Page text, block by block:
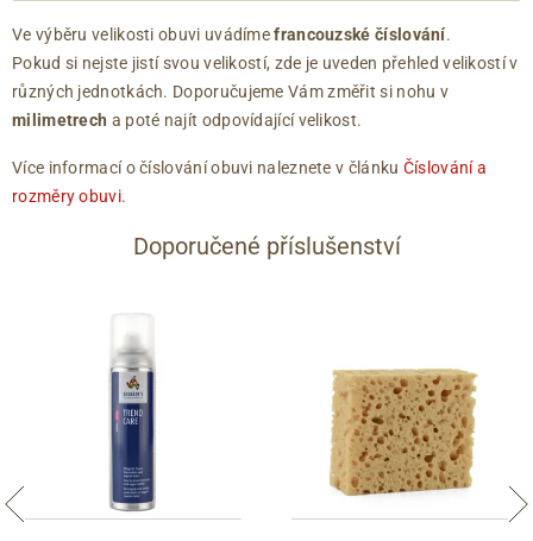
Ve výběru velikosti obuvi uvádímefrancouzské číslování.
Pokud si nejste jistí svou velikostí, zde je uveden přehled velikostí v
různých jednotkách. Doporučujeme Vám změřit si nohu v
milimetrech a poté najít odpovídající velikost.
Více informací o číslování obuvi naleznete v článku Číslování a
rozměry obuvi.
Doporučené příslušenství